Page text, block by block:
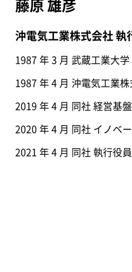
藤原 雄彦
沖電気工業株式会社 執
1987 年 3 月 武蔵工業大
1987 年 4 月 沖電気工業
2019 年 4 月 同社 経営基
2020 年 4 月 同社 イノベ
2021 年 4 月 同社 執行役